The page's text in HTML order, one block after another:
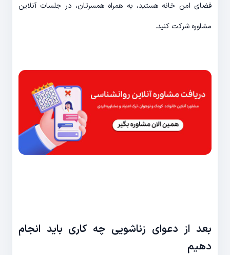
فضای امن خانه هستید، به همراه همسرتان، در جلسات آنلاین
مشاوره شرکت کنید.
بعد از دعوای زناشویی چه کاری باید انجام
دهیم